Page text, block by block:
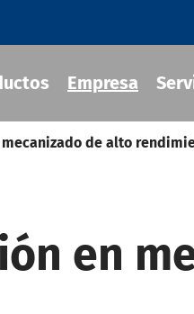
Empresa
de alto
en